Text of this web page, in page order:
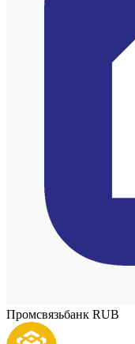
Промсвязьбанк RUB